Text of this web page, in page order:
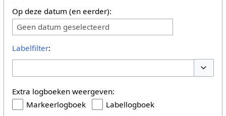
Op deze datum (en eerder):
Geen datum geselecteerd
Labelfilter:
Extra logboeken weergeven:
Markeerlogboek
Labellogboek